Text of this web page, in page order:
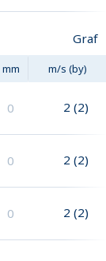
Graf
mm m/s (by)
0 2 (2)
0 2 (2)
0 2 (2)